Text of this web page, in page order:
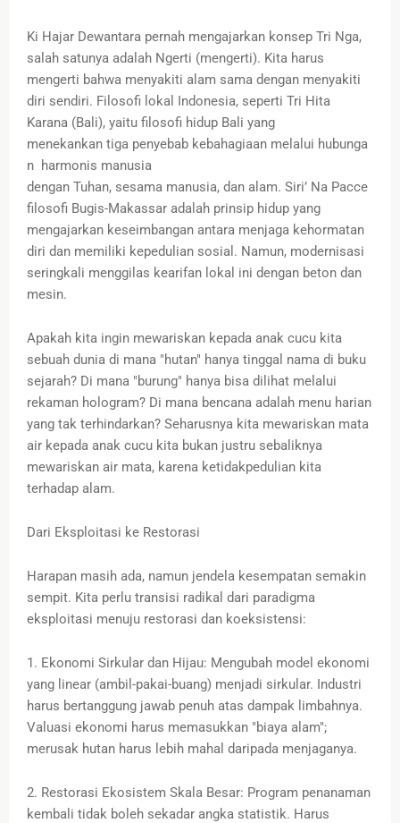
Ki Hajar Dewantara pernah mengajarkan konsep Tri Nga,
salah satunya adalah Ngerti (mengerti). Kita harus
mengerti bahwa menyakiti alam sama dengan menyakiti
diri sendiri. Filosofi lokal Indonesia, seperti Tri Hita
Karana (Bali), yaitu filosofi hidup Bali yang
menekankan tiga penyebab kebahagiaan melalui hubunga
n harmonis manusia
dengan Tuhan, sesama manusia, dan alam. Siri’ Na Pacce
filosofi Bugis-Makassar adalah prinsip hidup yang
mengajarkan keseimbangan antara menjaga kehormatan
diri dan memiliki kepedulian sosial. Namun, modernisasi
seringkali menggilas kearifan lokal ini dengan beton dan
mesin.
Apakah kita ingin mewariskan kepada anak cucu kita
sebuah dunia di mana "hutan" hanya tinggal nama di buku
sejarah? Di mana "burung" hanya bisa dilihat melalui
rekaman hologram? Di mana bencana adalah menu harian
yang tak terhindarkan? Seharusnya kita mewariskan mata
air kepada anak cucu kita bukan justru sebaliknya
mewariskan air mata, karena ketidakpedulian kita
terhadap alam.
Dari Eksploitasi ke Restorasi
Harapan masih ada, namun jendela kesempatan semakin
sempit. Kita perlu transisi radikal dari paradigma
eksploitasi menuju restorasi dan koeksistensi:
1. Ekonomi Sirkular dan Hijau: Mengubah model ekonomi
yang linear (ambil-pakai-buang) menjadi sirkular. Industri
harus bertanggung jawab penuh atas dampak limbahnya.
Valuasi ekonomi harus memasukkan "biaya alam";
merusak hutan harus lebih mahal daripada menjaganya.
2. Restorasi Ekosistem Skala Besar: Program penanaman
kembali tidak boleh sekadar angka statistik. Harus